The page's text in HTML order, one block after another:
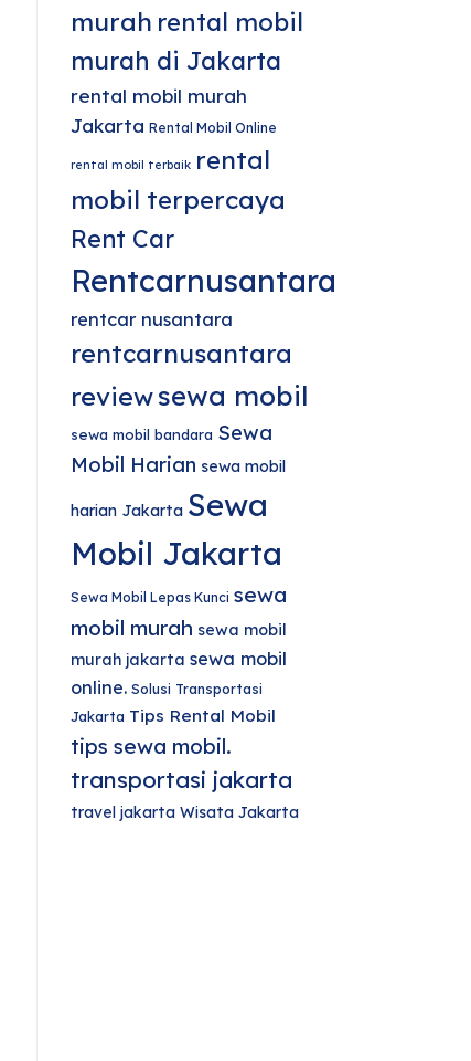
murah rental mobil
murah di Jakarta
rental mobil murah
Jakarta Rental Mobil Online
rental mobil terbaik rental
mobil terpercaya
Rent Car
Rentcarnusantara
rentcar nusantara
rentcarnusantara
reviewsewa mobil
sewa mobil bandara Sewa
Mobil Harian sewa mobil
harian Jakarta Sewa
Mobil Jakarta
Sewa Mobil Lepas Kunci sewa
mobil murah sewa mobil
murah jakarta sewa mobil
online. Solusi Transportasi
Jakarta Tips Rental Mobil
tips sewa mobil.
transportasi jakarta
travel jakarta Wisata Jakarta